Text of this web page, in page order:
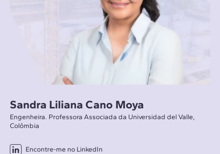
Sandra Liliana Cano Moya
Engenheira. Professora Associada da Universidad del Valle,
Colômbia
Encontre-me no LinkedIn